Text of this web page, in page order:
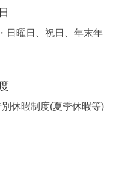
日曜日、祝日、年末年
休暇制度(夏季休暇等)